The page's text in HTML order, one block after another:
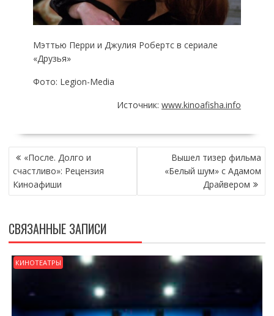
Мэттью Перри и Джулия Робертс в сериале
«‎Друзья»‎
Фото: Legion-Media
Источник:www.kinoafisha.info
НАВИГАЦИЯ
ПО
ЗАПИСЯМ
«После. Долго и
счастливо»: Рецензия
Киноафиши
Вышел тизер фильма
«Белый шум» с Адамом
Драйвером
СВЯЗАННЫЕ ЗАПИСИ
КИНОТЕАТРЫ